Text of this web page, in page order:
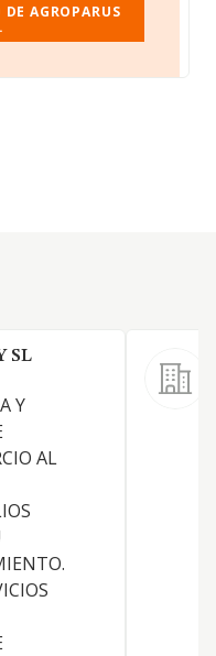
AGROPARUS
SL
Y
AL